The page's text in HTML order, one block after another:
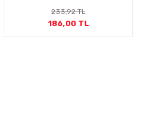
233,92 TL
186,00 TL